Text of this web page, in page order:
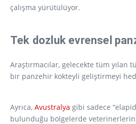
çalışma yürütülüyor.
Tek dozluk evrensel
Araştırmacılar, gelecekte tüm yılan
bir panzehir kokteyli geliştirmeyi
Ayrıca, Avustralya gibi sadece
bulunduğu bölgelerde